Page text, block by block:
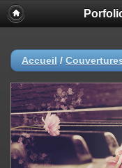
Accueil /